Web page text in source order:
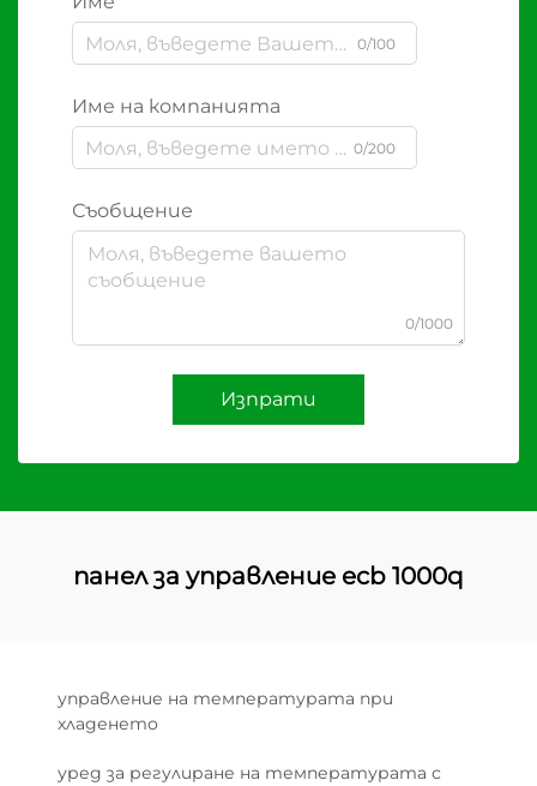
0/100
Име на компанията
0/200
Съобщение
0/1000
Изпрати
панел за управление ecb 1000q
управление на температурата при
хладенето
уред за регулиране на температурата с